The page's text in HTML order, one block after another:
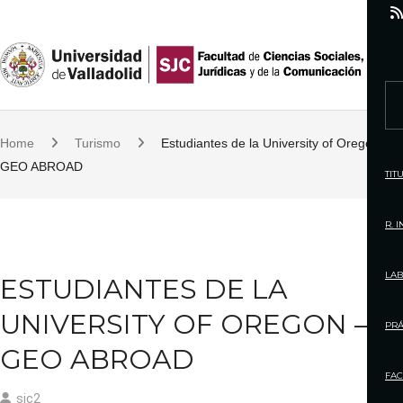
i
t
o
c
n
t
Home Turismo
Estudiantes de la University of Oregon –
GEO ABROAD
ESTUDIANTES DE LA
UNIVERSITY OF OREGON –
GEO ABROAD
sjc2
r
h
o
:
R.